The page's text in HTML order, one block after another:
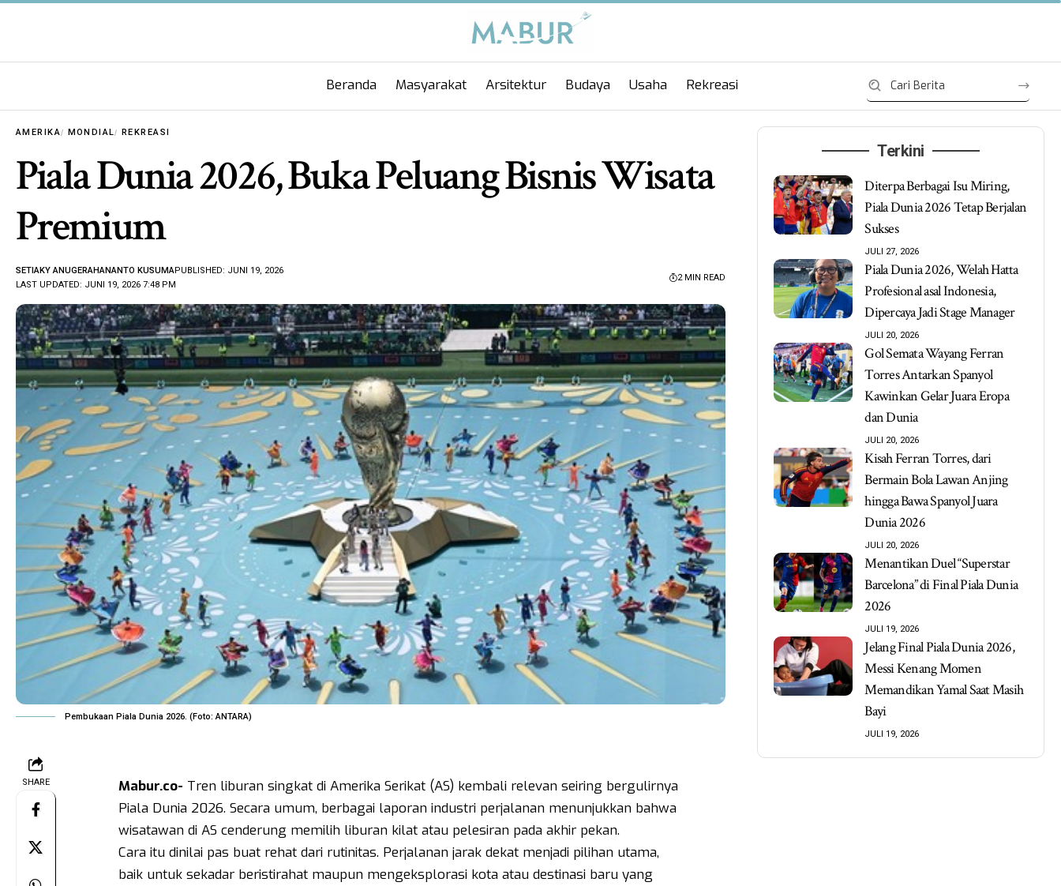
Beranda Masyarakat Arsitektur Budaya Usaha Rekreasi
AMERIKA MONDIAL REKREASI
Piala Dunia 2026, Buka Peluang Bisnis Wisata
Premium
LAST UPDATED: JUNI 19, 2026 7:48 PM
SETIAKY ANUGERAHANANTO KUSUMAPUBLISHED: JUNI 19, 2026
2 MIN READ
Pembukaan Piala Dunia 2026. (Foto: ANTARA)
SHARE Mabur.co- Tren liburan singkat di Amerika Serikat (AS) kembali relevan seiring bergulirnya
Piala Dunia 2026. Secara umum, berbagai laporan industri perjalanan menunjukkan bahwa
wisatawan di AS cenderung memilih liburan kilat atau pelesiran pada akhir pekan.
Cara itu dinilai pas buat rehat dari rutinitas. Perjalanan jarak dekat menjadi pilihan utama,
baik untuk sekadar beristirahat maupun mengeksplorasi kota atau destinasi baru yang
Terkini
Diterpa Berbagai Isu Miring,
Piala Dunia 2026 Tetap Berjalan
Sukses
JULI 27, 2026
Piala Dunia 2026, Welah Hatta
Profesional asal Indonesia,
Dipercaya Jadi Stage Manager
JULI 20, 2026
Gol Semata Wayang Ferran
Torres Antarkan Spanyol
Kawinkan Gelar Juara Eropa
dan Dunia
JULI 20, 2026
Kisah Ferran Torres, dari
Bermain Bola Lawan Anjing
hingga Bawa Spanyol Juara
Dunia 2026
JULI 20, 2026
Menantikan Duel “Superstar
Barcelona” di Final Piala Dunia
2026
JULI 19, 2026
Jelang Final Piala Dunia 2026,
Messi Kenang Momen
Memandikan Yamal Saat Masih
Bayi
JULI 19, 2026